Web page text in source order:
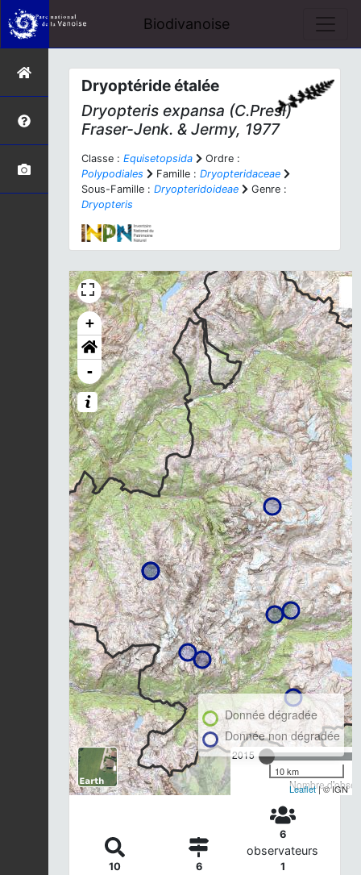
Biodivanoise
Dryoptéride étalée
Dryopteris expansa (C.Presl)
Fraser-Jenk. & Jermy, 1977
Classe : Equisetopsida
Ordre :
Polypodiales
Famille : Dryopteridaceae
Sous-Famille : Dryopteridoideae
Genre :
Dryopteris
+
-
2015
Nombre
Donnée dégradée
Donnée non dégradée
10 km
Leaflet| © IGN
10 6
6
observateurs
1